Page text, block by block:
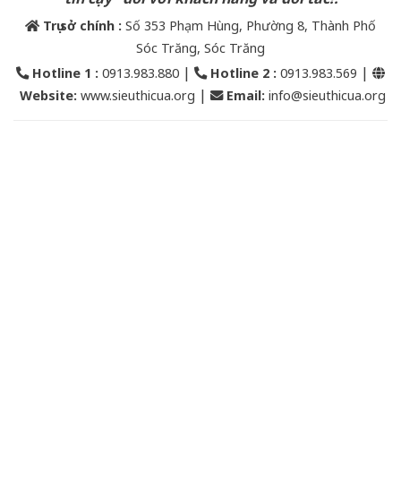
Trụ sở chính : Số 353 Phạm Hùng, Phường 8, Thành Phố
Sóc Trăng, Sóc Trăng
Hotline 1 : 0913.983.880 | Hotline 2 : 0913.983.569 |
Website: www.sieuthicua.org | Email: info@sieuthicua.org